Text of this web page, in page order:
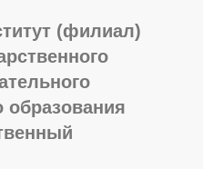
(филиал)